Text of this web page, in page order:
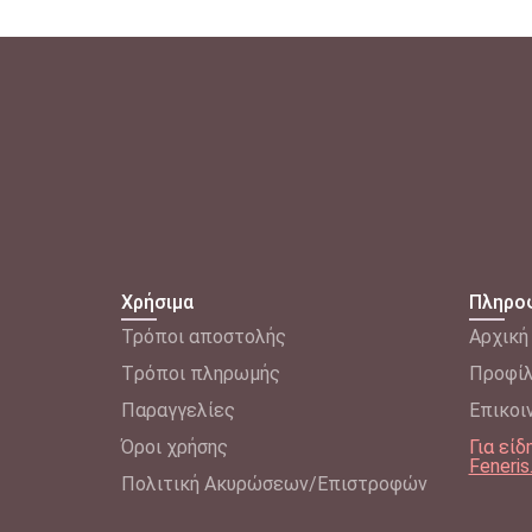
Χρήσιμα
Τρόποι αποστολής
Tρόποι πληρωμής
Παραγγελίες
Όροι χρήσης
Πολιτική Ακυρώσεων/Επιστροφών
Αρχική
Για